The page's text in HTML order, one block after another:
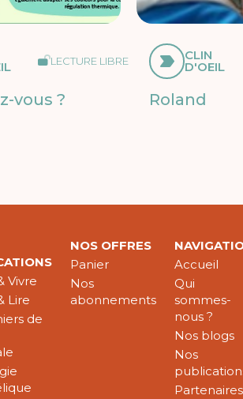
LECTURE LIBRE
vous ?
CLIN
D'OEIL
Roland
Vivre
Lire
de
NOS OFFRES
Panier
Nos
abonnements
Accueil
Qui
sommes-
nous ?
Nos blogs
Nos
Partenaires